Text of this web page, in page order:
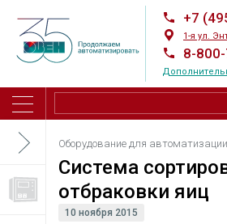
+7
1-я ул.
8-
Оборудование для автоматизации
Система
отбраковки яиц
10 ноября 2015